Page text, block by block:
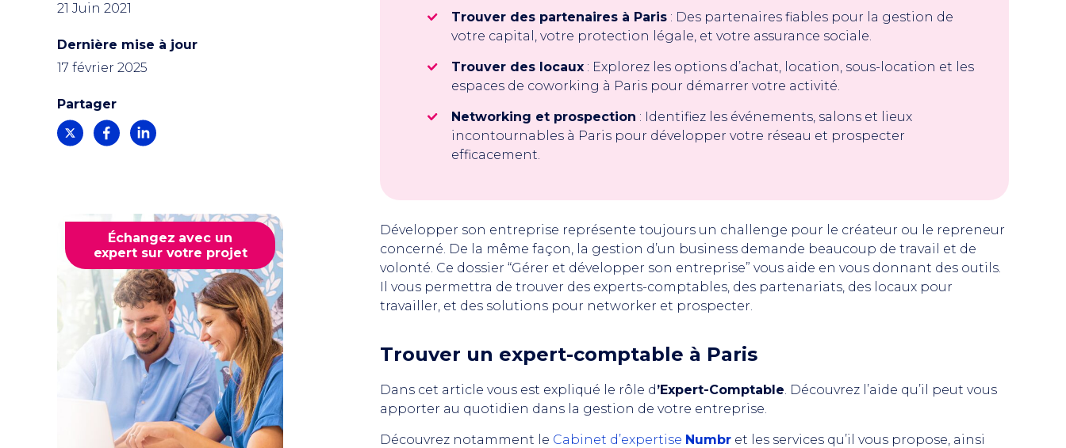
Trouver des partenaires à Paris : Des partenaires fiables pour la gestion de
votre capital, votre protection légale, et votre assurance sociale.
Trouver des locaux : Explorez les options d’achat, location, sous-location et les
espaces de coworking à Paris pour démarrer votre activité.
Networking et prospection : Identifiez les événements, salons et lieux
incontournables à Paris pour développer votre réseau et prospecter
efficacement.
Développer son entreprise représente toujours un challenge pour le créateur ou le repreneur
concerné. De la même façon, la gestion d’un business demande beaucoup de travail et de
volonté. Ce dossier “Gérer et développer son entreprise” vous aide en vous donnant des outils.
Il vous permettra de trouver des experts-comptables, des partenariats, des locaux pour
travailler, et des solutions pour networker et prospecter.
Trouver un expert-comptable à Paris
Dans cet article vous est expliqué le rôle d’Expert-Comptable. Découvrez l’aide qu’il peut vous
apporter au quotidien dans la gestion de votre entreprise.
Découvrez notamment le Cabinet d’expertise Numbr et les services qu’il vous propose, ainsi
21 Juin 2021
Dernière mise à jour
17 février 2025
Partager
Échangez avec un
expert sur votre projet